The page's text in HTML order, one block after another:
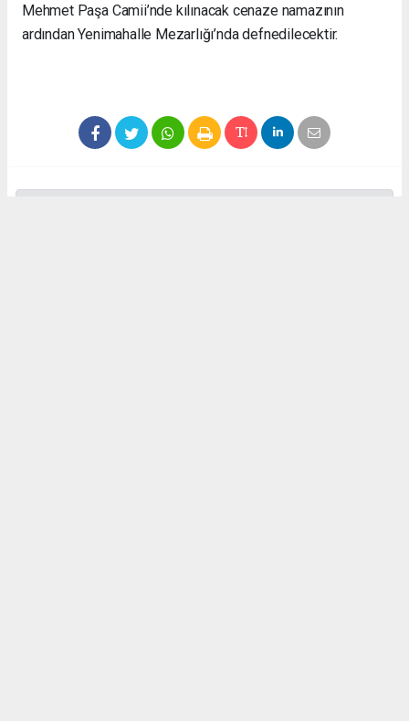
Mehmet Paşa Camii’nde kılınacak cenaze namazının
ardından Yenimahalle Mezarlığı’nda defnedilecektir.